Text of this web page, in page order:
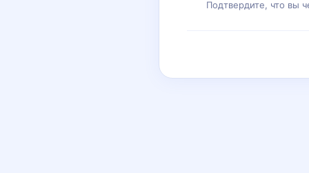
Подтвердите, что вы